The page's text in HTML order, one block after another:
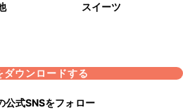
スイーツ
ダウンロードする
公式SNSをフォロー